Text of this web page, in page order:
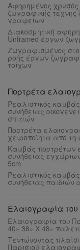
Αφηρημένος
ζωγραφικής τέχνης
γραφείων
Διακοσμητική
Unframed έργων
Ζωγραφισμένος
ροής έργων
τοίχων
Πορτρέτα
Ρεαλιστικός
συνήθειας
σπιτιών
Πορτρέτα
χειροποίητα από
Καμβάς πορτρέτων
συνήθειας
5cm
Ρεαλιστικός
συνήθειας παιδιών
Ελαιογραφία του
Ελαιογραφία του
40» 36» Χ 48»
Τεντώνοντας
Παρισιού